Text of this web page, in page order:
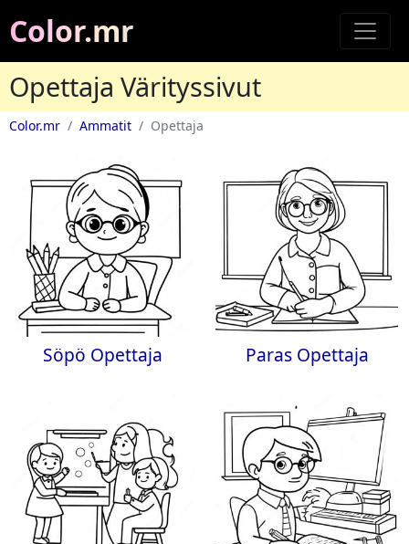
Color.mr
Opettaja Värityssivut
Color.mr Ammatit Opettaja
Söpö Opettaja Paras Opettaja